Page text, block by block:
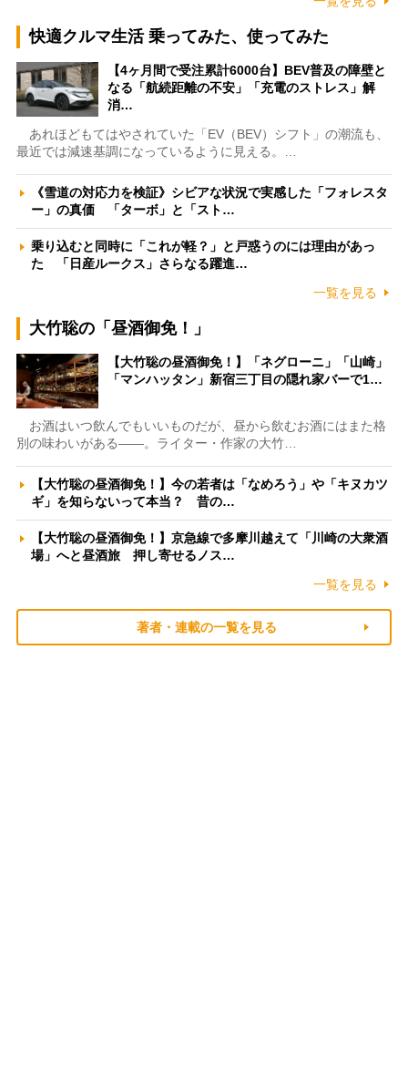
快適クルマ生活 乗ってみた、使ってみた
【4ヶ月間で受注累計6000台】BEV普及の障壁と
なる「航続距離の不安」「充電のストレス」解
消…
あれほどもてはやされていた「EV（BEV）シフト」の潮流も、
最近では減速基調になっているように見える。…
《雪道の対応力を検証》シビアな状況で実感した「フォレスタ
ー」の真価 「ターボ」と「スト…
乗り込むと同時に「これが軽？」と戸惑うのには理由があっ
た 「日産ルークス」さらなる躍進…
一覧を見る
大竹聡の「昼酒御免！」
【大竹聡の昼酒御免！】「ネグローニ」「山崎」
「マンハッタン」新宿三丁目の隠れ家バーで1…
お酒はいつ飲んでもいいものだが、昼から飲むお酒にはまた格
別の味わいがある――。ライター・作家の大竹…
【大竹聡の昼酒御免！】今の若者は「なめろう」や「キヌカツ
ギ」を知らないって本当？ 昔の…
【大竹聡の昼酒御免！】京急線で多摩川越えて「川崎の大衆酒
場」へと昼酒旅 押し寄せるノス…
一覧を見る
著者・連載の一覧を見る